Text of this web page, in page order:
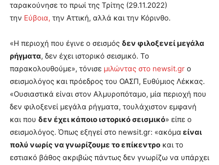
ταρακούνησε το πρωί της Τρίτης (29.11.2022)
την Εύβοια, την Αττική, αλλά και την Κόρινθο.
«Η περιοχή που έγινε ο σεισμός δεν φιλοξενεί μεγάλα
ρήγματα, δεν έχει ιστορικό σεισμικό. Το
παρακολουθούμε», τόνισε μιλώντας στο newsit.gr ο
σεισμολόγος και πρόεδρος του ΟΑΣΠ, Ευθύμιος Λέκκας.
«Ουσιαστικά είναι στον Αλμυροπόταμο, μία περιοχή που
δεν φιλοξενεί μεγάλα ρήγματα, τουλάχιστον εμφανή
και που δεν έχει κάποιο ιστορικό σεισμικό» είπε ο
σεισμολόγος. Όπως εξηγεί στο newsit.gr: «ακόμα είναι
πολύ νωρίς να γνωρίζουμε το επίκεντρο και το
εστιακό βάθος ακριβώς πάντως δεν γνωρίζω να υπάρχει